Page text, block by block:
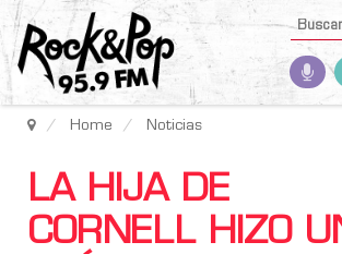
Home Noticias
LA HIJA DE
CORNELL HIZO